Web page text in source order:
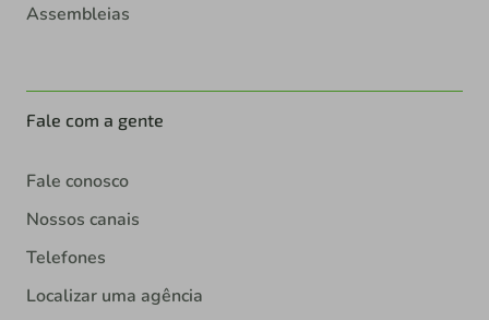
Assembleias
Fale com a gente
Fale conosco
Nossos canais
Telefones
Localizar uma agência